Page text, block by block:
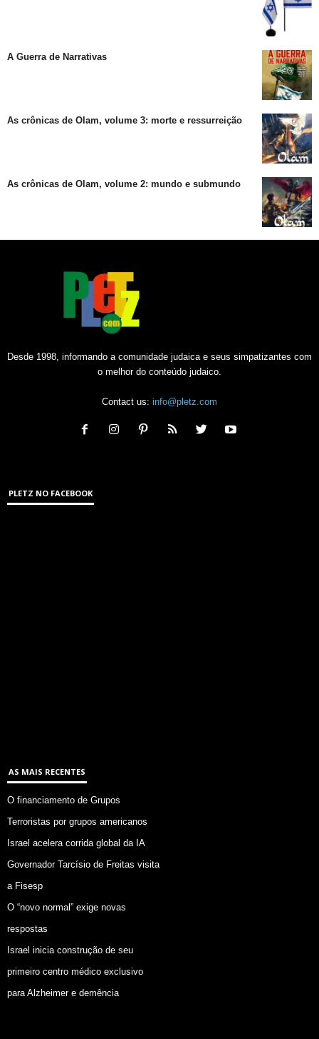
A Guerra de Narrativas
As crônicas de Olam, volume 3: morte e ressurreição
As crônicas de Olam, volume 2: mundo e submundo
Desde 1998, informando a comunidade judaica e seus simpatizantes com
o melhor do conteúdo judaico.
Contact us: info@pletz.com
PLETZ NO FACEBOOK
AS MAIS RECENTES
O financiamento de Grupos
Terroristas por grupos americanos
Israel acelera corrida global da IA
Governador Tarcísio de Freitas visita
a Fisesp
O “novo normal” exige novas
respostas
Israel inicia construção de seu
primeiro centro médico exclusivo
para Alzheimer e demência